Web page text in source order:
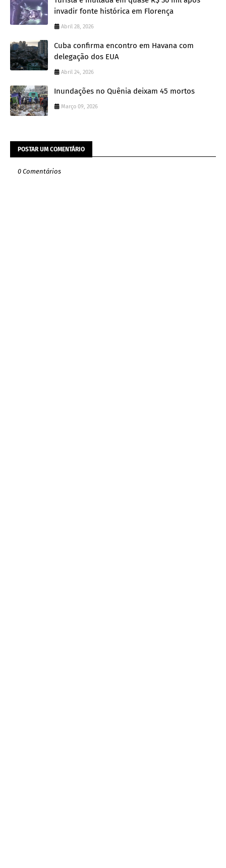
invadir fonte histórica em Florença
Abril 28, 2026
Cuba confirma encontro em Havana com
delegação dos EUA
Abril 24, 2026
Inundações no Quênia deixam 45 mortos
Março 09, 2026
POSTAR UM COMENTÁRIO
0 Comentários